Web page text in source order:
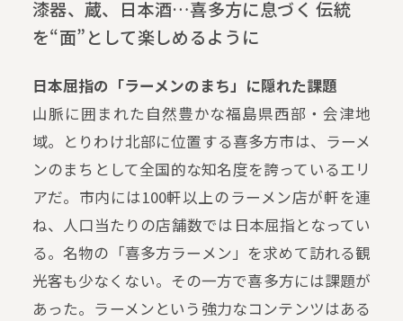
漆器、蔵、日本酒…喜多方に息づく 伝統
を“面”として楽しめるように
日本屈指の「ラーメンのまち」に隠れた課題
山脈に囲まれた自然豊かな福島県西部・会津地
域。とりわけ北部に位置する喜多方市は、ラーメ
ンのまちとして全国的な知名度を誇っているエリ
アだ。市内には100軒以上のラーメン店が軒を連
ね、人口当たりの店舗数では日本屈指となってい
る。名物の「喜多方ラーメン」を求めて訪れる観
光客も少なくない。その一方で喜多方には課題が
あった。ラーメンという強力なコンテンツはある